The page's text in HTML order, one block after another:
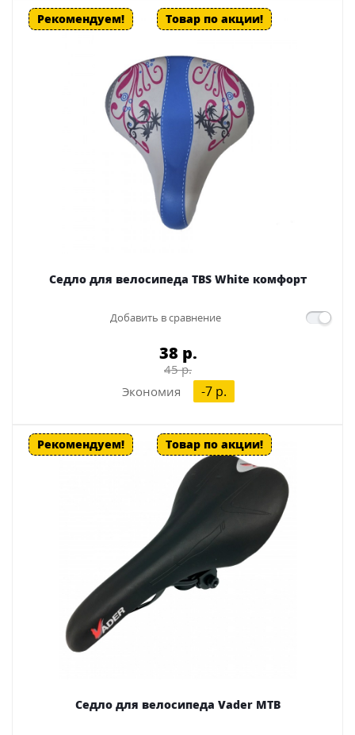
Рекомендуем! Товар по акции!
Седло для велосипеда TBS White комфорт
Добавить в сравнение
38 p.
45 p.
Экономия
-7 p.
Рекомендуем! Товар по акции!
Седло для велосипеда Vader MTB